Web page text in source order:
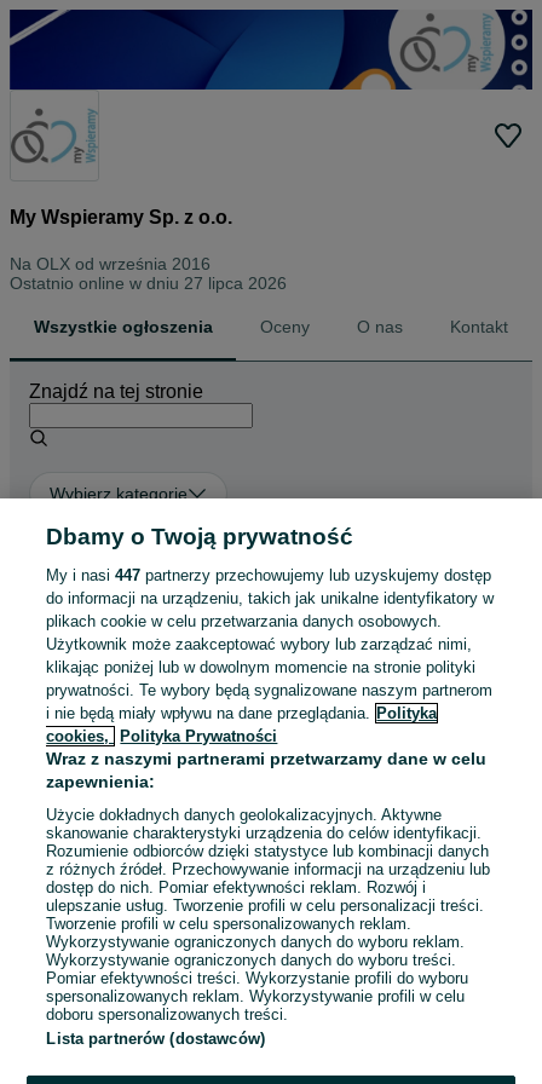
My Wspieramy Sp. z o.o.
Na OLX od września 2016
Ostatnio online w dniu 27 lipca 2026
Wszystkie ogłoszenia Oceny O nas Kontakt
Znajdź na tej stronie
Wybierz kategorię
ZNALEŹLIŚMY 0
Sortowanie Opcje przeglądania
Przepraszamy, nie znaleźliśmy tego,
czego szukasz.
Dbamy o Twoją prywatność
My i nasi447 partnerzy przechowujemy lub uzyskujemy dostęp
do informacji na urządzeniu, takich jak unikalne identyfikatory w
plikach cookie w celu przetwarzania danych osobowych.
Użytkownik może zaakceptować wybory lub zarządzać nimi,
klikając poniżej lub w dowolnym momencie na stronie polityki
prywatności. Te wybory będą sygnalizowane naszym partnerom
i nie będą miały wpływu na dane przeglądania. Polityka
cookies,
Polityka Prywatności
Wraz z naszymi partnerami przetwarzamy dane w celu
zapewnienia:
Użycie dokładnych danych geolokalizacyjnych. Aktywne
skanowanie charakterystyki urządzenia do celów identyfikacji.
Rozumienie odbiorców dzięki statystyce lub kombinacji danych
z różnych źródeł. Przechowywanie informacji na urządzeniu lub
dostęp do nich. Pomiar efektywności reklam. Rozwój i
ulepszanie usług. Tworzenie profili w celu personalizacji treści.
Tworzenie profili w celu spersonalizowanych reklam.
Wykorzystywanie ograniczonych danych do wyboru reklam.
Wykorzystywanie ograniczonych danych do wyboru treści.
Pomiar efektywności treści. Wykorzystanie profili do wyboru
spersonalizowanych reklam. Wykorzystywanie profili w celu
doboru spersonalizowanych treści.
Lista partnerów (dostawców)